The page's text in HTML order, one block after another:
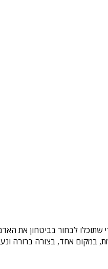
שתוכלו לבחור בביטחון את
אחד, בצורה ברורה